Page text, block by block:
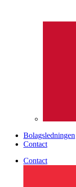
Bolagsledningen
Contact
Contact